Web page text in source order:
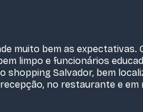
muito bem as expectativas.
limpo e funcionários
shopping Salvador, bem
no restaurante e em